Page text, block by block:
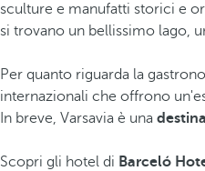
sculture e manufatti storici e
si trovano un bellissimo lago,
Per quanto riguarda la
internazionali che offrono
In breve, Varsavia è una
Scopri gli hotel di Barceló